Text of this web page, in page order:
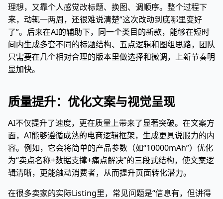
理想，又靠个人感觉改标题、换图、调顺序。整个过程下
来，动辄一两周，还很难说清楚“这次改动到底哪里变好
了”。后来在AI的辅助下，同一个类目的新款，能够在短时
间内生成多套不同的标题结构、五点逻辑和图组思路，团队
只需要在几个相对合理的版本里做选择和微调，上新节奏明
显加快。
质量提升：优化文案与视觉呈现
AI不仅提升了速度，更在质量上带来了显著突破。在文案方
面，AI能够遵循成熟的电商逻辑框架，生成更具说服力的内
容。例如，它会将简单的产品参数（如“10000mAh”）优化
为“卖点名称+数据支撑+痛点解决”的三段式结构，使文案逻
辑清晰，更能触动消费者，从而提升页面转化潜力。
在很多卖家的实际Listing里，常见问题是“信息有，但讲得